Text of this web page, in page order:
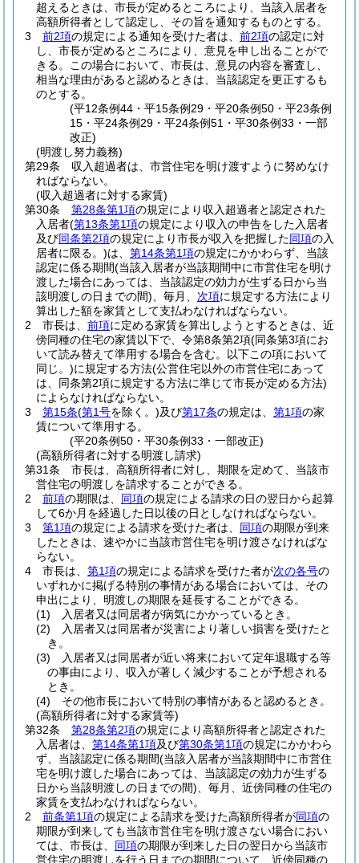
超えるときは、市長が定めるところにより、当該入居者を
高額所得者として認定し、その旨を通知するものとする。
3
前2項の規定による通知を受けた者は、 前2項の認定に対
し、市長が定めるところにより、意見を申し出ることがで
きる。
この場合において、市長は、意見の内容を審査し、
相当な理由があると認めるときは、当該認定を更正するも
のとする。
(平12条例44・平15条例29・平20条例50・平23条例
15・平24条例29・平24条例51・平30条例33・一部
改正)
(明渡し努力義務)
第29条
収入超過者は、市営住宅を明け渡すように努めなけ
ればならない。
(収入超過者に対する家賃)
第30条
第28条第1項の規定により収入超過者と認定された
入居者(第13条第1項の規定により収入の申告をした入居者
及び同条第2項の規定により市長が収入を把握した同項の入
居者に限る。)は、 第14条第1項の規定にかかわらず、当該
認定に係る期間(当該入居者が当該期間中に市営住宅を明け
渡した場合にあっては、当該認定の効力が生ずる日から当
該明渡しの日までの間) 、毎月、 次項に規定する方法により
算出した額を家賃として支払わなければならない。
2
市長は、 前項に定める家賃を算出しようとするときは、近
傍同種の住宅の家賃以下で、令第8条第2項(同条第3項にお
いて読み替えて準用する場合を含む。以下この項において
同じ。)に規定する方法(公営住宅以外の市営住宅にあって
は、同条第2項に規定する方法に準じて市長が定める方法)
によらなければならない。
3
第15条(第1号を除く。)及び第17条の規定は、 第1項の家
賃について準用する。
(平20条例50・平30条例33・一部改正)
(高額所得者に対する明渡し請求)
第31条
市長は、高額所得者に対し、期限を定めて、当該市
営住宅の明渡しを請求することができる。
2
前項の期限は、 同項の規定による請求の日の翌日から起算
して6か月を経過した日以後の日としなければならない。
3
第1項の規定による請求を受けた者は、 同項の期限が到来
したときは、速やかに当該市営住宅を明け渡さなければな
らない。
4
市長は、 第1項の規定による請求を受けた者が次の各号の
いずれかに掲げる特別の事情がある場合においては、その
申出により、明渡しの期限を延長することができる。
(1)
入居者又は同居者が病気にかかっているとき。
(2)
入居者又は同居者が災害により著しい損害を受けたと
き。
(3)
入居者又は同居者が近い将来において定年退職する等
の事由により、収入が著しく減少することが予想される
とき。
(4)
その他市長において特別の事情があると認めるとき。
(高額所得者に対する家賃等)
第32条
第28条第2項の規定により高額所得者と認定された
入居者は、 第14条第1項及び第30条第1項の規定にかかわら
ず、当該認定に係る期間(当該入居者が当該期間中に市営住
宅を明け渡した場合にあっては、当該認定の効力が生ずる
日から当該明渡しの日までの間) 、毎月、近傍同種の住宅の
家賃を支払わなければならない。
2
前条第1項の規定による請求を受けた高額所得者が同項の
期限が到来しても当該市営住宅を明け渡さない場合におい
ては、市長は、 同項の期限が到来した日の翌日から当該市
営住宅の明渡しを行う日までの期間について、近傍同種の